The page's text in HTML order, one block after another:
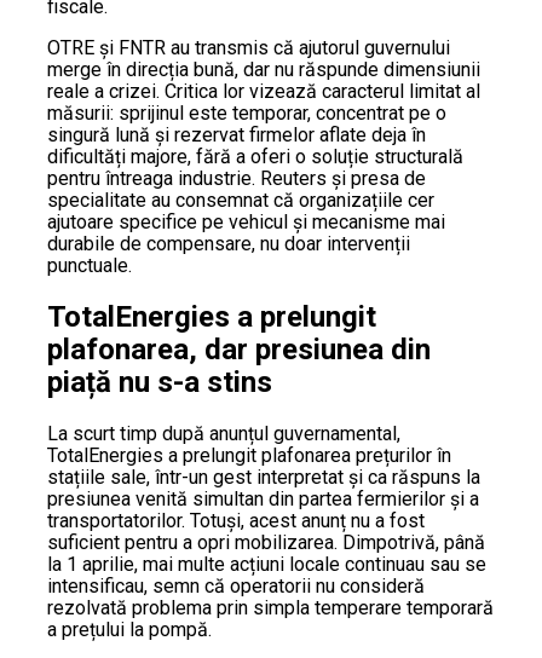
fiscale.
OTRE și FNTR au transmis că ajutorul guvernului
merge în direcția bună, dar nu răspunde dimensiunii
reale a crizei. Critica lor vizează caracterul limitat al
măsurii: sprijinul este temporar, concentrat pe o
singură lună și rezervat firmelor aflate deja în
dificultăți majore, fără a oferi o soluție structurală
pentru întreaga industrie. Reuters și presa de
specialitate au consemnat că organizațiile cer
ajutoare specifice pe vehicul și mecanisme mai
durabile de compensare, nu doar intervenții
punctuale.
TotalEnergies a prelungit
plafonarea, dar presiunea din
piață nu s-a stins
La scurt timp după anunțul guvernamental,
TotalEnergies a prelungit plafonarea prețurilor în
stațiile sale, într-un gest interpretat și ca răspuns la
presiunea venită simultan din partea fermierilor și a
transportatorilor. Totuși, acest anunț nu a fost
suficient pentru a opri mobilizarea. Dimpotrivă, până
la 1 aprilie, mai multe acțiuni locale continuau sau se
intensificau, semn că operatorii nu consideră
rezolvată problema prin simpla temperare temporară
a prețului la pompă.